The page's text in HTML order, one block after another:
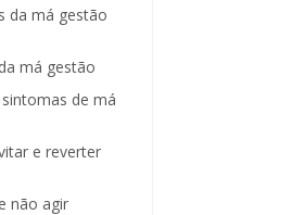
da má gestão
má gestão
de má
e reverter
não agir